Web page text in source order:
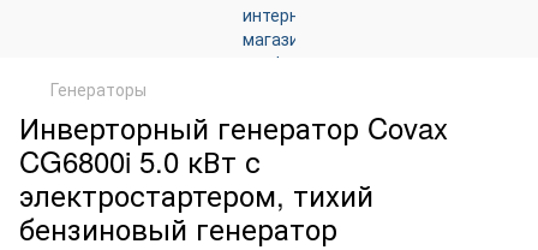
Генераторы
Инверторный генератор Covax
CG6800i 5.0 кВт с
электростартером, тихий
бензиновый генератор